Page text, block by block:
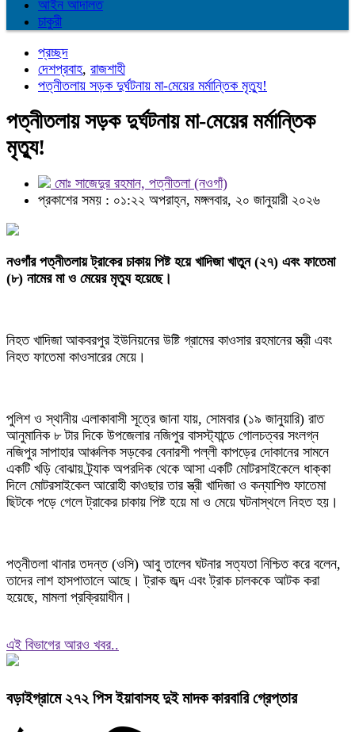
আইন আদালত
চাকুরী
প্রচ্ছদ
দেশপ্রবাহ, রাজশাহী
পত্নীতলায় সড়ক দুর্ঘটনায় মা-মেয়ের মর্মান্তিক মৃত্যু!
পত্নীতলায় সড়ক দুর্ঘটনায় মা-মেয়ের মর্মান্তিক
মৃত্যু!
মোঃ সাজেদুর রহমান, পত্নীতলা (নওগাঁ)
প্রকাশের সময় : ০১:২২ অপরাহ্ন, মঙ্গলবার, ২০ জানুয়ারী ২০২৬
নওগাঁর পত্নীতলায় ট্রাকের চাকায় পিষ্ট হয়ে খাদিজা খাতুন (২৭) এবং ফাতেমা
(৮) নামের মা ও মেয়ের মৃত্যু হয়েছে।
নিহত খাদিজা আকবরপুর ইউনিয়নের উষ্টি গ্রামের কাওসার রহমানের স্ত্রী এবং
নিহত ফাতেমা কাওসারের মেয়ে।
পুলিশ ও স্থানীয় এলাকাবাসী সূত্রে জানা যায়, সোমবার (১৯ জানুয়ারি) রাত
আনুমানিক ৮ টার দিকে উপজেলার নজিপুর বাসস্ট্যান্ডে গোলচত্বর সংলগ্ন
নজিপুর সাপাহার আঞ্চলিক সড়কের বেনারশী পল্লী কাপড়ের দোকানের সামনে
একটি খড়ি বোঝায় ট্র্যাক অপরদিক থেকে আসা একটি মোটরসাইকেলে ধাক্কা
দিলে মোটরসাইকেল আরোহী কাওছার তার স্ত্রী খাদিজা ও কন্যাশিশু ফাতেমা
ছিটকে পড়ে গেলে ট্রাকের চাকায় পিষ্ট হয়ে মা ও মেয়ে ঘটনাস্থলে নিহত হয়।
পত্নীতলা থানার তদন্ত (ওসি) আবু তালেব ঘটনার সত্যতা নিশ্চিত করে বলেন,
তাদের লাশ হাসপাতালে আছে। ট্রাক জব্দ এবং ট্রাক চালককে আটক করা
হয়েছে, মামলা প্রক্রিয়াধীন।
এই বিভাগের আরও খবর..
বড়াইগ্রামে ২৭২ পিস ইয়াবাসহ দুই মাদক কারবারি গ্রেপ্তার